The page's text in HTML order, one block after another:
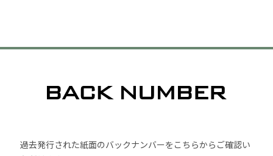
過去発行された紙面のバックナンバーをこちらからご確認い